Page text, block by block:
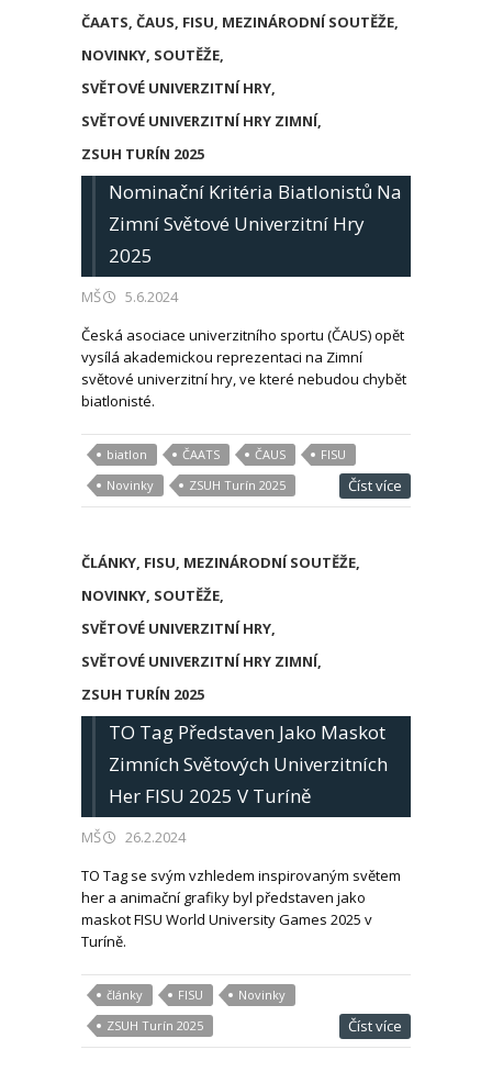
ČAATS, ČAUS, FISU, MEZINÁRODNÍ SOUTĚŽE,
NOVINKY, SOUTĚŽE,
SVĚTOVÉ UNIVERZITNÍ HRY,
SVĚTOVÉ UNIVERZITNÍ HRY ZIMNÍ,
ZSUH TURÍN 2025
Nominační Kritéria Biatlonistů Na
Zimní Světové Univerzitní Hry
2025
MŠ
5.6.2024
Česká asociace univerzitního sportu (ČAUS) opět
vysílá akademickou reprezentaci na Zimní
světové univerzitní hry, ve které nebudou chybět
biatlonisté.
biatlon ČAATS ČAUS
FISU
Novinky
ZSUH Turín 2025 Číst více
ČLÁNKY, FISU, MEZINÁRODNÍ SOUTĚŽE,
NOVINKY, SOUTĚŽE,
SVĚTOVÉ UNIVERZITNÍ HRY,
SVĚTOVÉ UNIVERZITNÍ HRY ZIMNÍ,
ZSUH TURÍN 2025
TO Tag Představen Jako Maskot
Zimních Světových Univerzitních
Her FISU 2025 V Turíně
MŠ
26.2.2024
TO Tag se svým vzhledem inspirovaným světem
her a animační grafiky byl představen jako
maskot FISU World University Games 2025 v
Turíně.
články FISU
Novinky
ZSUH Turín 2025
Číst více